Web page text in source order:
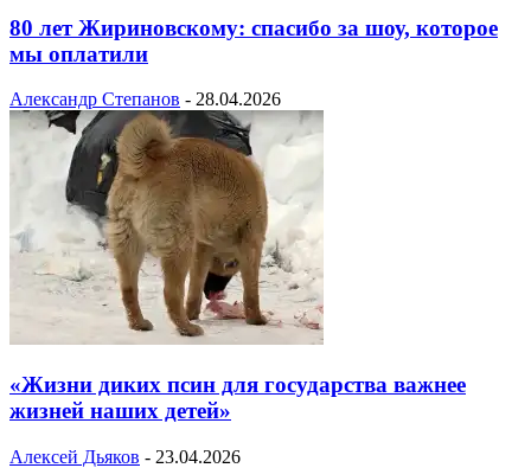
80 лет Жириновскому: спасибо за шоу, которое
мы оплатили
Александр Степанов - 28.04.2026
«Жизни диких псин для государства важнее
жизней наших детей»
Алексей Дьяков - 23.04.2026